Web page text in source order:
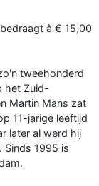
à € 15,00
tweehonderd
het Zuid-
Martin Mans zat
11-jarige leeftijd
later al werd hij
Sinds 1995 is